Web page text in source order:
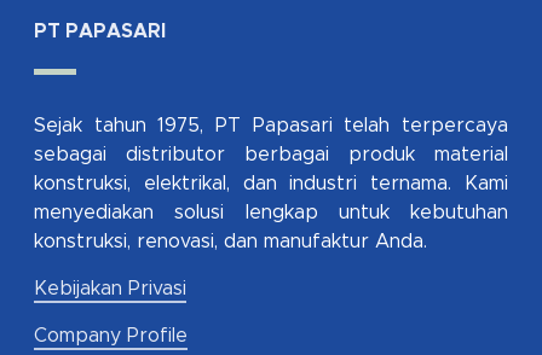
PT PAPASARI
Sejak tahun 1975, PT Papasari telah terpercaya
sebagai distributor berbagai produk material
konstruksi, elektrikal, dan industri ternama. Kami
menyediakan solusi lengkap untuk kebutuhan
konstruksi, renovasi, dan manufaktur Anda.
Kebijakan Privasi
Company Profile